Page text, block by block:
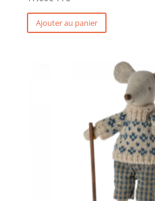
Ajouter au panier